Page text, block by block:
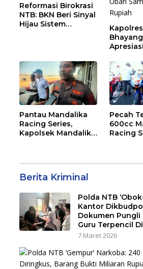
Reformasi Birokrasi
NTB: BKN Beri Sinyal
Hijau Sistem
Unram,
45
Jadi
Pantau Mandalika
Racing Series,
Kapolsek Mandalika
Pecah
600cc
Racing
Berita Kriminal
Polda NTB
Kantor
Dokumen
Guru Terpencil
7 Maret 2026